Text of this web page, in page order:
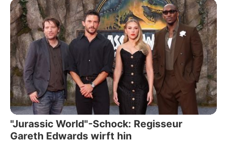
"Jurassic World"-Schock: Regisseur
Gareth Edwards wirft hin